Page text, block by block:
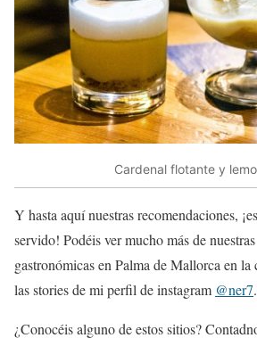
Cardenal flotante y
Y hasta aquí nuestras recomendaciones,
servido! Podéis ver mucho más de
gastronómicas en Palma de Mallorca en
las stories de mi perfil de instagram @ner7.
¿Conocéis alguno de estos sitios?